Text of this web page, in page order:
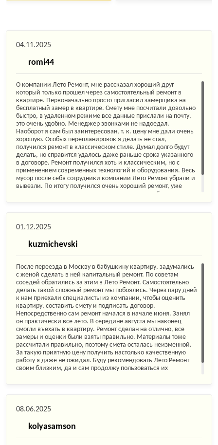
04.11.2025
romi44
О компании Лето Ремонт, мне рассказал хороший друг
который только прошел через самостоятельный ремонт в
квартире. Первоначально просто пригласил замерщика на
бесплатный замер в квартире. Смету мне посчитали довольно
быстро, в удаленном режиме все данные прислали на почту,
это очень удобно. Менеджер звонками не надоедал.
Наоборот я сам был заинтересован, т. к. цену мне дали очень
хорошую. Особых перепланировок я делать не стал,
получился ремонт в классическом стиле. Думал долго будут
делать, но справится удалось даже раньше срока указанного
в договоре. Ремонт получился хоть и классическим, но с
применением современных технологий и оборудования. Весь
мусор после себя сотрудники компании Лето Ремонт убрали и
вывезли. По итогу получился очень хороший ремонт, уже
многие мои друзья которые только планируют в будущем
01.12.2025
kuzmichevski
После переезда в Москву в бабушкину квартиру, задумались
с женой сделать в ней капитальный ремонт. По советам
соседей обратились за этим в Лето Ремонт. Самостоятельно
делать такой сложный ремонт мы побоялись. Через пару дней
к нам приехали специалисты из компании, чтобы оценить
квартиру, составить смету и подписать договор.
Непосредственно сам ремонт начался в начале июня. Занял
он практически все лето. В середине августа мы наконец
смогли въехать в квартиру. Ремонт сделан на отлично, все
замеры и оценки были взяты правильно. Материалы тоже
рассчитали правильно, поэтому смета осталась неизменной.
За такую приятную цену получить настолько качественную
работу я даже не ожидал. Буду рекомендовать Лето Ремонт
своим близким, да и сам продолжу пользоваться их
08.06.2025
kolyasamson